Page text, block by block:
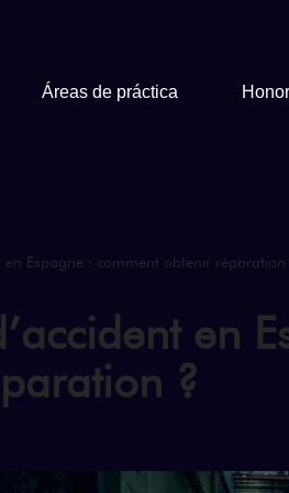
Áreas de práctica
en Espagne : comment obtenir réparation
en
?